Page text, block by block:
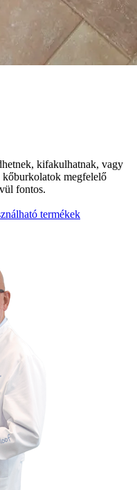
kifakulhatnak, vagy
kőburkolatok megfelelő
fontos.
termékek